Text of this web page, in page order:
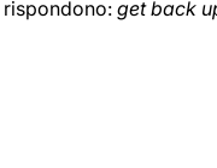
get back